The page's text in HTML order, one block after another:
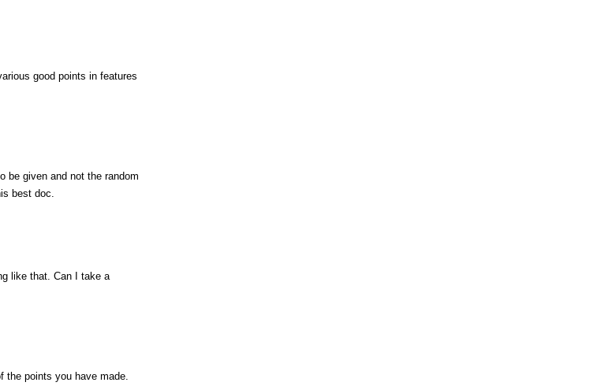
good points in features
be given and not the random
best doc.
like that. Can I take a
the points you have made.